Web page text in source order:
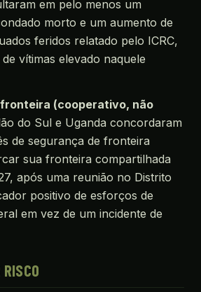
em pelo menos um
morto e um aumento de
feridos relatado pelo ICRC,
vítimas elevado naquele
(cooperativo, não
do Sul e Uganda concordaram
de segurança de fronteira
sua fronteira compartilhada
após uma reunião no Distrito
positivo de esforços de
em vez de um incidente de